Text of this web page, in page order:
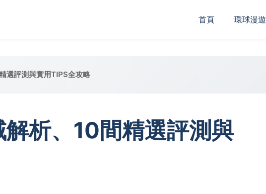
首頁 ‌環球漫遊
選評測與實用TIPS全攻略
析、10間精選評測與